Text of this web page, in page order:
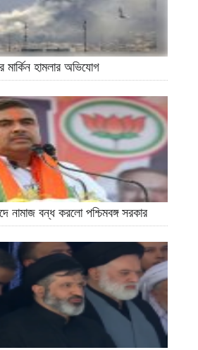
হামলার অভিযোগ
নামাজ বন্ধ করলো পশ্চিমবঙ্গ সরকার